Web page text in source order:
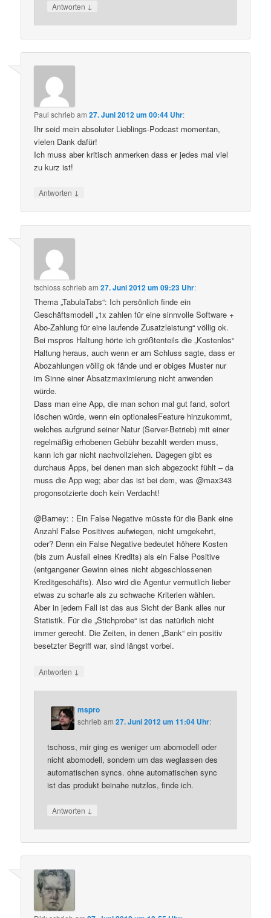
Antworten ↓
Paul schriebam27. Juni 2012 um 00:44 Uhr:
Ihr seid mein absoluter Lieblings-Podcast momentan,
vielen Dank dafür!
Ich muss aber kritisch anmerken dass er jedes mal viel
zu kurz ist!
Antworten ↓
tschlossschriebam27. Juni 2012 um 09:23 Uhr:
Thema „TabulaTabs“: Ich persönlich finde ein
Geschäftsmodell „1x zahlen für eine sinnvolle Software +
Abo-Zahlung für eine laufende Zusatzleistung“ völlig ok.
Bei mspros Haltung hörte ich größtenteils die „Kostenlos“
Haltung heraus, auch wenn er am Schluss sagte, dass er
Abozahlungen völlig ok fände und er obiges Muster nur
im Sinne einer Absatzmaximierung nicht anwenden
würde.
Dass man eine App, die man schon mal gut fand, sofort
löschen würde, wenn ein optionalesFeature hinzukommt,
welches aufgrund seiner Natur (Server-Betrieb) mit einer
regelmäßig erhobenen Gebühr bezahlt werden muss,
kann ich gar nicht nachvollziehen. Dagegen gibt es
durchaus Apps, bei denen man sich abgezockt fühlt – da
muss die App weg; aber das ist bei dem, was @max343
progonsotzierte doch kein Verdacht!
@Barney: : Ein False Negative müsste für die Bank eine
Anzahl False Positives aufwiegen, nicht umgekehrt,
oder? Denn ein False Negative bedeutet höhere Kosten
(bis zum Ausfall eines Kredits) als ein False Positive
(entgangener Gewinn eines nicht abgeschlossenen
Kreditgeschäfts). Also wird die Agentur vermutlich lieber
etwas zu scharfe als zu schwache Kriterien wählen.
Aber in jedem Fall ist das aus Sicht der Bank alles nur
Statistik. Für die „Stichprobe“ ist das natürlich nicht
immer gerecht. Die Zeiten, in denen „Bank“ ein positiv
besetzter Begriff war, sind längst vorbei.
Antworten ↓
mspro
schriebam27. Juni 2012 um 11:04 Uhr:
tschoss, mir ging es weniger um abomodell oder
nicht abomodell, sondern um das weglassen des
automatischen syncs. ohne automatischen sync
ist das produkt beinahe nutzlos, finde ich.
Antworten ↓